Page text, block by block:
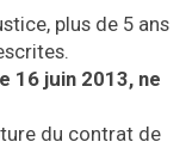
plus de 5 ans
16 juin 2013, ne
du contrat de